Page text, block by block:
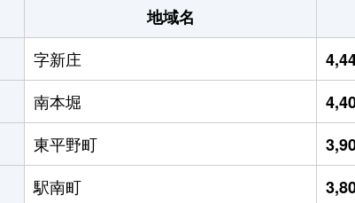
地域名
字新庄
南本堀
東平野町
駅南町